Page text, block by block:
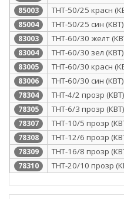
85003 ТНТ-50/25 красн
85004 ТНТ-50/25 син (КВТ)
83003 ТНТ-60/30 желт
83004 ТНТ-60/30 зел (КВТ)
83005 ТНТ-60/30 красн
83006 ТНТ-60/30 син (КВТ)
78304 ТНТ-4/2 прозр (КВТ)
78305 ТНТ-6/3 прозр (КВТ)
78307 ТНТ-10/5 прозр
78308 ТНТ-12/6 прозр
78309 ТНТ-16/8 прозр
78310 ТНТ-20/10 прозр